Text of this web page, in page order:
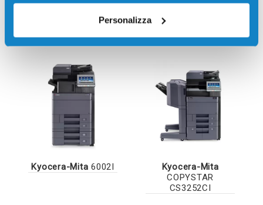
Personalizza
Kyocera-Mita4002I Kyocera-Mita5002I
Kyocera-Mita 6002I
Kyocera-Mita
COPYSTAR
CS3252CI